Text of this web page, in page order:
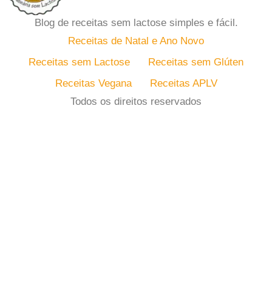
Blog de receitas sem lactose simples e fácil.
Receitas de Natal e Ano Novo
Receitas sem Lactose
Receitas sem Glúten
Receitas Vegana
Receitas APLV
Todos os direitos reservados